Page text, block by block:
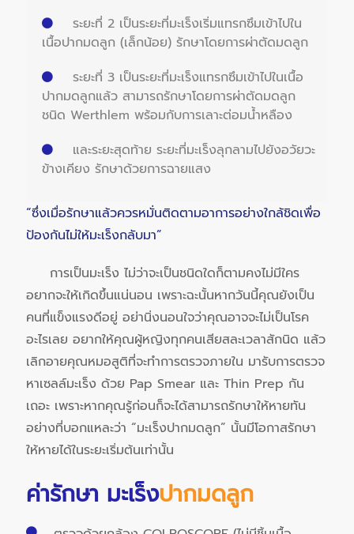
ระยะที่ 2 เป็นระยะที่มะเร็งเริ่มแทรกซึมเข้าไปใน
เนื้อปากมดลูก (เล็กน้อย) รักษาโดยการผ่าตัดมดลูก
ระยะที่ 3 เป็นระยะที่มะเร็งแทรกซึมเข้าไปในเนื้อ
ปากมดลูกแล้ว สามารถรักษาโดยการผ่าตัดมดลูก
ชนิด Werthlem พร้อมกับการเลาะต่อมน้ำหลือง
และระยะสุดท้าย ระยะที่มะเร็งลุกลามไปยังอวัยวะ
ข้างเคียง รักษาด้วยการฉายแสง
“ซึ่งเมื่อรักษาแล้วควรหมั่นติดตามอาการอย่างใกล้ชิดเพื่อ
ป้องกันไม่ให้มะเร็งกลับมา”
การเป็นมะเร็ง ไม่ว่าจะเป็นชนิดใดก็ตามคงไม่มีใคร
อยากจะให้เกิดขึ้นแน่นอน เพราะฉะนั้นหากวันนี้คุณยังเป็น
คนที่แข็งแรงดีอยู่ อย่านิ่งนอนใจว่าคุณอาจจะไม่เป็นโรค
อะไรเลย อยากให้คุณผู้หญิงทุกคนเสียสละเวลาสักนิด แล้ว
เลิกอายคุณหมอสูติที่จะทำการตรวจภายใน มารับการตรวจ
หาเซลล์มะเร็ง ด้วย Pap Smear และ Thin Prep กัน
เถอะ เพราะหากคุณรู้ก่อนก็จะได้สามารถรักษาให้หายทัน
อย่างที่บอกแหละว่า “มะเร็งปากมดลูก” นั้นมีโอกาสรักษา
ให้หายได้ในระยะเริ่มต้นเท่านั้น
ค่ารักษา มะเร็งปากมดลูก